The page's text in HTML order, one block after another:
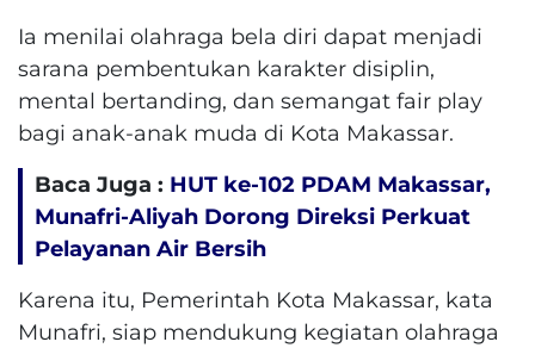
Ia menilai olahraga bela diri dapat menjadi
sarana pembentukan karakter disiplin,
mental bertanding, dan semangat fair play
bagi anak-anak muda di Kota Makassar.
Baca Juga : HUT ke-102 PDAM Makassar,
Munafri-Aliyah Dorong Direksi Perkuat
Pelayanan Air Bersih
Karena itu, Pemerintah Kota Makassar, kata
Munafri, siap mendukung kegiatan olahraga